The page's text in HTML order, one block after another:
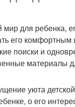
для ребенка,
его
поиски и
материалы
уюта
о его